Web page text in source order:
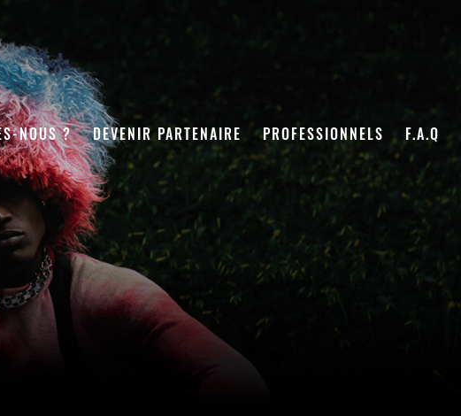
NOUS ? DEVENIR PARTENAIRE PROFESSIONNELS F.A.Q